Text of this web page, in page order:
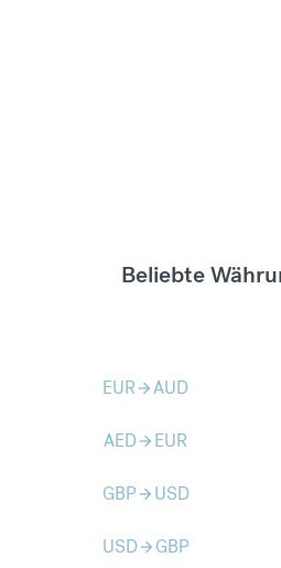
Beliebte
EURarrow_forwardAUD
AEDarrow_forward EUR
GBParrow_forward USD
USDarrow_forward GBP